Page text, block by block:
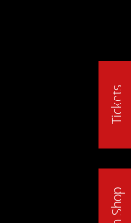
Tickets
Fan Shop